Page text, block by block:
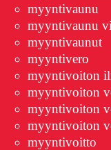
myyntivaunu
myyntivaunu
myyntivaunut
myyntivero
myyntivoiton
myyntivoiton
myyntivoiton
myyntivoiton
myyntivoitto